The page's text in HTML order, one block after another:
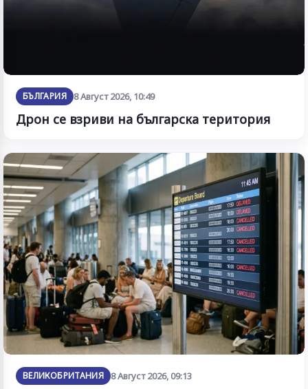
БЪЛГАРИЯ 8 Август 2026, 10:49
Дрон се взриви на българска територия
ВЕЛИКОБРИТАНИЯ 8 Август 2026, 09:13